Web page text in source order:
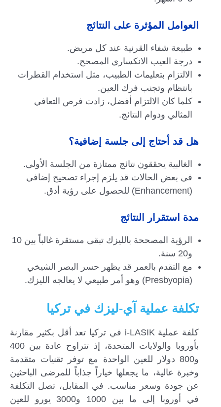
العوامل المؤثرة على النتائج
طبيعة شفاء القرنية عند كل مريض.
درجة العيب الانكساري المصحح.
الالتزام بتعليمات الطبيب، مثل استخدام القطرات
بانتظام وتجنب فرك العين.
كلما كان الالتزام أفضل، زادت فرص التعافي
المثالي ودوام النتائج.
هل قد أحتاج إلى جلسة إضافية؟
الغالبية يحققون نتائج ممتازة من الجلسة الأولى.
في بعض الحالات قد يلزم إجراء تصحيح إضافي
(Enhancement) للحصول على رؤية أدق.
مدة استقرار النتائج
الرؤية المصححة بالليزك تبقى مستقرة غالباً بين 10
و20 سنة.
مع التقدم بالعمر قد يظهر حسر البصر الشيخي
(Presbyopia) وهو أمر طبيعي لا يعالجه الليزك.
تكلفة عملية آي-ليزك في تركيا
كلفة عملية i-LASIK في تركيا تعد أقل بكثير مقارنة
بأوروبا والولايات المتحدة، إذ تتراوح عادة بين 400
و800 دولار للعين الواحدة مع توفر تقنيات متقدمة
وخبرة عالية، ما يجعلها خياراً جذاباً للمرضى الباحثين
عن جودة وسعر مناسب. في المقابل، تصل التكلفة
في أوروبا إلى ما بين 1000 و3000 يورو للعين